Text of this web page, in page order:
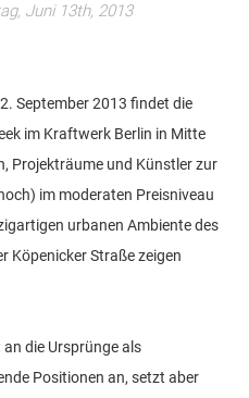
g
o
Juni 13th, 2013
September 2013 findet die
im Kraftwerk Berlin in Mitte
Projekträume und Künstler zur
im moderaten Preisniveau
urbanen Ambiente des
Köpenicker Straße zeigen
an die Ursprünge als
Positionen an, setzt aber